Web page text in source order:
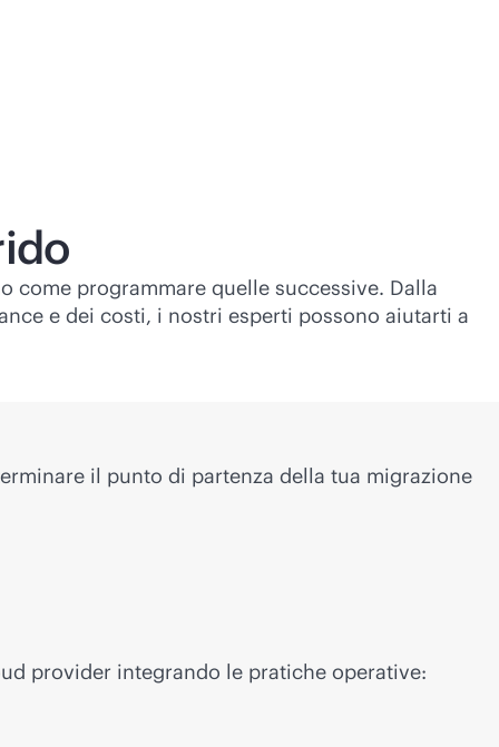
programmare quelle successive. Dalla
e dei costi, i nostri esperti possono aiutarti a
il punto di partenza della tua migrazione
provider integrando le pratiche operative: